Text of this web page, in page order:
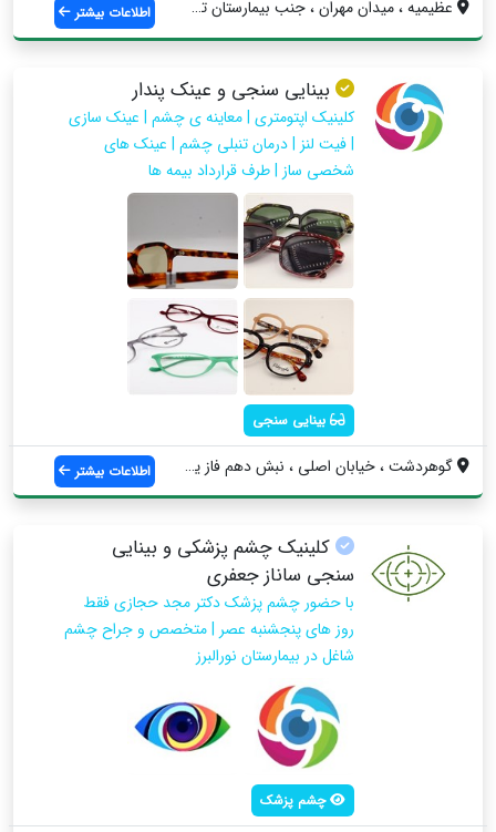
عظيميه ، ميدان مهران ، جنب بيمارستان تخت... اطلاعات بیشتر
بینایی سنجی و عینک پندار
کلینیک اپتومتری | معاینه ی چشم | عینک سازی
| فیت لنز | درمان تنبلی چشم | عینک های
شخصی ساز | طرف قرارداد بیمه ها
بینایی سنجی
گوهردشت ، خیابان اصلی ، نبش دهم فاز یک ،... اطلاعات بیشتر
کلینیک چشم پزشکی و بینایی
سنجی ساناز جعفری
با حضور چشم پزشک دکتر مجد حجازی فقط
روز های پنجشنبه عصر | متخصص و جراح چشم
شاغل در بیمارستان نورالبرز
چشم پزشک